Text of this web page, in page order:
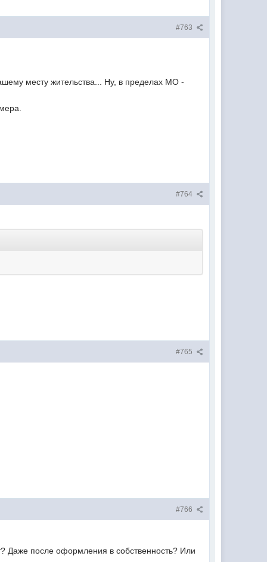
#763
месту жительства... Ну, в пределах МО -
#764
#765
#766
Даже после оформления в собственность? Или